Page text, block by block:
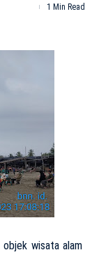
1 Min Read
objek wisata alam